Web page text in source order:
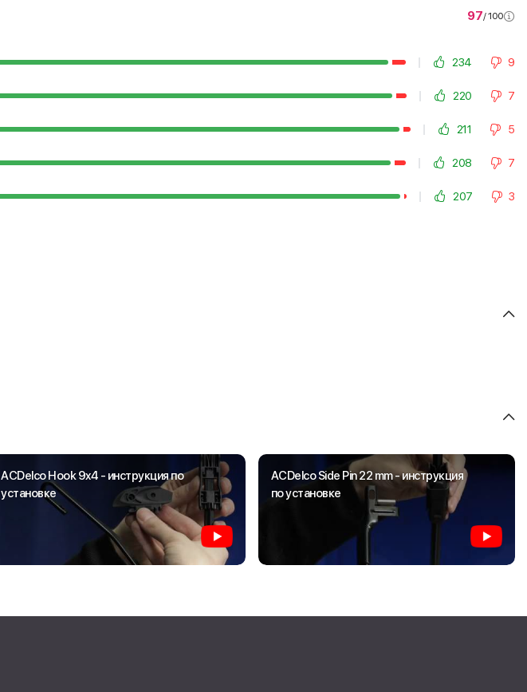
97/ 100
234 9
220 7
211 5
208 7
207 3
ACDelco Hook 9x4 - инструкция по
установке
ACDelco Side Pin 22 mm - инструкция
по установке